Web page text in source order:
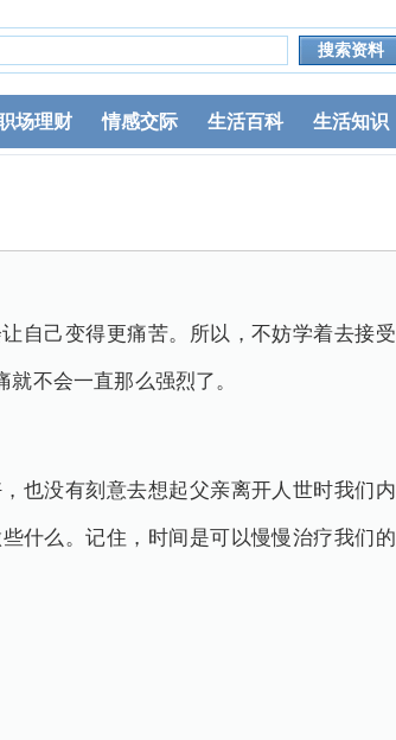
场理财 情感交际 生活百科 生活知识
自己变得更痛苦。所以，不妨学着去接受
不会一直那么强烈了。
也没有刻意去想起父亲离开人世时我们内
什么。记住，时间是可以慢慢治疗我们的